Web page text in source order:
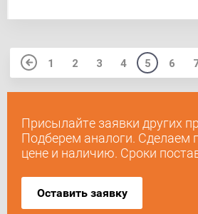
Присылайте заявки других
Подберем аналоги. Сделаем
цене и наличию. Сроки
Оставить заявку
1 2 3 4 5 6